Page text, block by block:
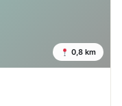
0,8 km